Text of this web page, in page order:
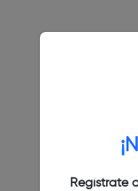
Regístrate